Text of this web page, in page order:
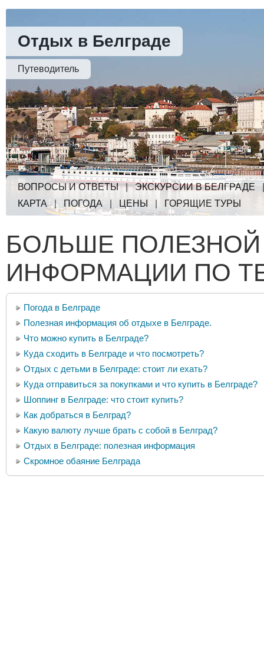
Отдых в Белграде
Путеводитель
ВОПРОСЫ И ОТВЕТЫ|ЭКСКУРСИИ В БЕЛГРАДЕ
КАРТА| ПОГОДА| ЦЕНЫ ГОРЯЩИЕ ТУРЫ
БОЛЬШЕ ПОЛЕЗНОЙ
ИНФОРМАЦИИ ПО
Погода в Белграде
Полезная информация об отдыхе в Белграде.
Что можно купить в Белграде?
Куда сходить в Белграде и что посмотреть?
Отдых с детьми в Белграде: стоит ли ехать?
Куда отправиться за покупками и что купить в Белграде?
Шоппинг в Белграде: что стоит купить?
Как добраться в Белград?
Какую валюту лучше брать с собой в Белград?
Отдых в Белграде: полезная информация
Скромное обаяние Белграда